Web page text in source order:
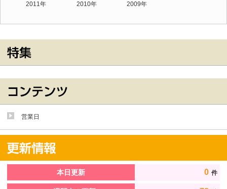
2011年
2010年 2009年
営業日
本日更新 0 件